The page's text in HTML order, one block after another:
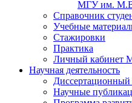
МГУ им.
Справочник
Учебные
Стажировки
Практика
Личный кабинет
Научная деятельность
Диссертационный
Научные